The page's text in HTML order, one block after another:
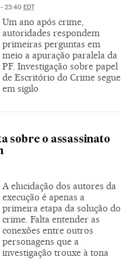
- 23:40 EDT
Um ano após crime,
autoridades respondem
primeiras perguntas em
meio a apuração paralela da
PF. Investigação sobre papel
de Escritório do Crime segue
em sigilo
sobre o assassinato
A elucidação dos autores da
execução é apenas a
primeira etapa da solução do
crime. Falta entender as
conexões entre outros
personagens que a
investigação trouxe à tona